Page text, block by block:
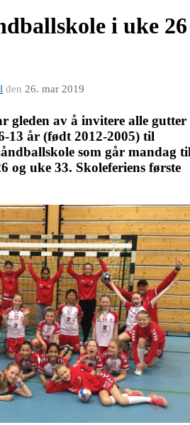
i uke 26
den 26. mar 2019
gleden av å invitere alle gutter
13 år (født 2012-2005) til
som går mandag
og uke 33. Skoleferiens første